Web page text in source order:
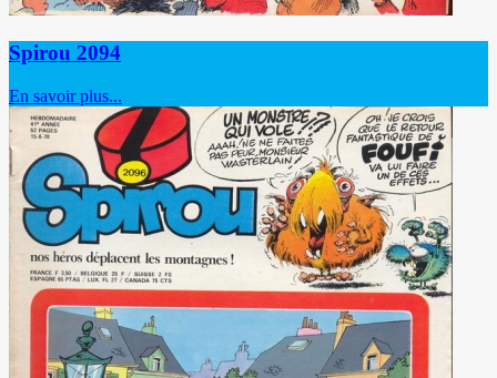
Spirou 2094
En savoir plus...